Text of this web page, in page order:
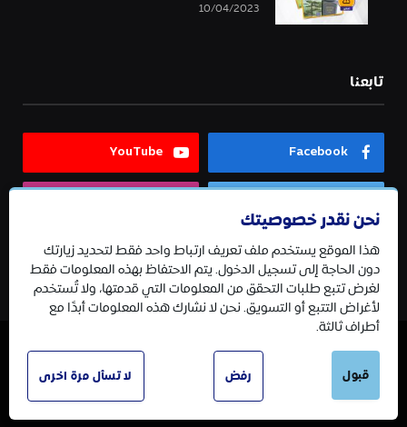
10/04/2023
تابعنا
Facebook
YouTube
Telegram
نحن نقدر خصوصيتك
هذا الموقع يستخدم ملف تعريف ارتباط واحد فقط لتحديد زيارتك
دون الحاجة إلى تسجيل الدخول. يتم الاحتفاظ بهذه المعلومات فقط
لغرض تتبع طلبات التحقق من المعلومات التي قدمتها، ولا تُستخدم
لأغراض التتبع أو التسويق. نحن لا نشارك هذه المعلومات أبدًا مع
أطراف ثالثة.
قبول رفض لا تسأل مرة اخرى